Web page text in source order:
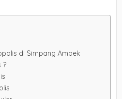
di Simpang Ampek
?